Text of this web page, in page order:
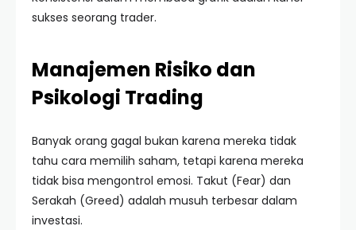
sukses seorang trader.
Manajemen Risiko dan
Psikologi Trading
Banyak orang gagal bukan karena mereka tidak
tahu cara memilih saham, tetapi karena mereka
tidak bisa mengontrol emosi. Takut (Fear) dan
Serakah (Greed) adalah musuh terbesar dalam
investasi.